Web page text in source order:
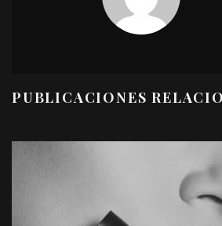
PUBLICACIONES